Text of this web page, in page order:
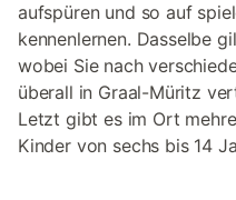
aufspüren und so auf
kennenlernen. Dasselbe
wobei Sie nach
überall in Graal-Müritz
Letzt gibt es im Ort
Kinder von sechs bis 14